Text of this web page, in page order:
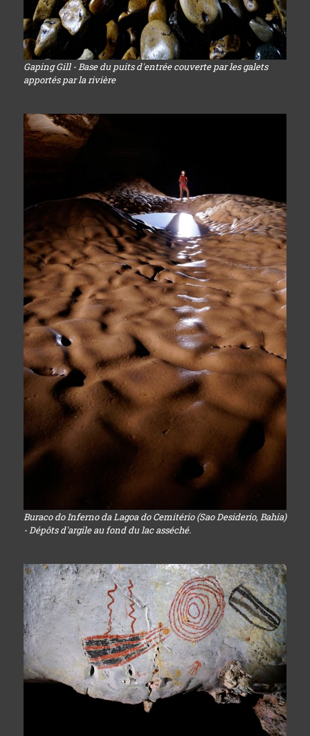
Gaping Gill - Base du puits d'entrée couverte par les galets
apportés par la rivière
Buraco do Inferno da Lagoa do Cemitério (Sao Desiderio, Bahia)
- Dépôts d'argile au fond du lac asséché.